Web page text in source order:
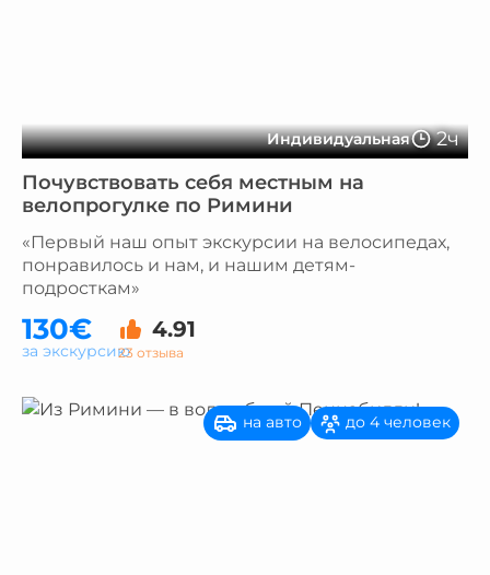
Индивидуальная
2ч
Почувствовать себя местным на
велопрогулке по Римини
«Первый наш опыт экскурсии на велосипедах,
понравилось и нам, и нашим детям-
подросткам»
130€ 4.91
23 отзыва
за экскурсию
на авто до 4 человек